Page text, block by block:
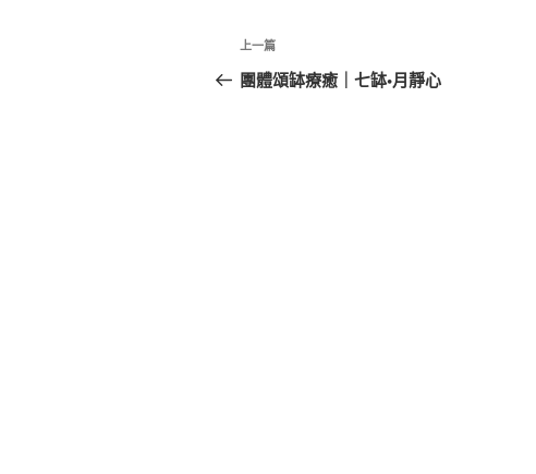
文
章
上
一
上一篇
團體頌缽療癒｜七缽•月靜心